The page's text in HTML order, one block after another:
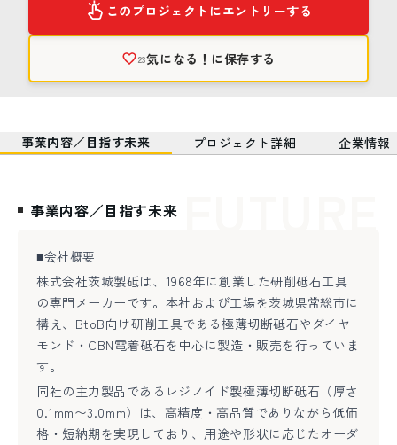
23気になる！ に保存する
このプロジェクトにエントリーする
事業内容／目指す未来 プロジェクト詳細 企業情報
事業内容／目指す未来
■会社概要
株式会社茨城製砥は、1968年に創業した研削砥石工具
の専門メーカーです。本社および工場を茨城県常総市に
構え、BtoB向け研削工具である極薄切断砥石やダイヤ
モンド・CBN電着砥石を中心に製造・販売を行っていま
す。
同社の主力製品であるレジノイド製極薄切断砥石（厚さ
0.1mm〜3.0mm）は、高精度・高品質でありながら低価
格・短納期を実現しており、用途や形状に応じたオーダ